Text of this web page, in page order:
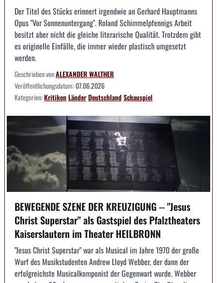
Der Titel des Stücks erinnert irgendwie an Gerhard Hauptmanns
Opus "Vor Sonnenuntergang". Roland Schimmelpfennigs Arbeit
besitzt aber nicht die gleiche literarische Qualität. Trotzdem gibt
es originelle Einfälle, die immer wieder plastisch umgesetzt
werden.
Geschrieben vonALEXANDER WALTHER
Veröffentlichungsdatum:07.06.2026
Kategorien:KritikenLänderDeutschlandSchauspiel
BEWEGENDE SZENE DER KREUZIGUNG -- "Jesus
Christ Superstar" als Gastspiel des Pfalztheaters
Kaiserslautern im Theater HEILBRONN
"Jesus Christ Superstar" war als Musical im Jahre 1970 der große
Wurf des Musikstudenten Andrew Lloyd Webber, der dann der
erfolgreichste Musicalkomponist der Gegenwart wurde. Webber